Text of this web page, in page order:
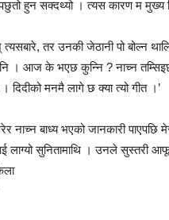
हुन सक्दथ्यो । त्यस कारण म मुख्य
तर उनकी जेठानी पो बोल्न
। आज के भएछ कुन्नि ? नाच्न
। दिदीको मनमै लागे छ क्या त्यो गीत ।’
बाध्य भएको जानकारी पाएपछि
लाग्यो सुनितामाथि । उनले सुस्तरी